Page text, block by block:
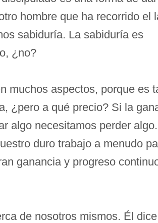
hombre que ha recorrido el
sabiduría. La sabiduría es
¿no?
muchos aspectos, porque es
¿pero a qué precio? Si la
algo necesitamos perder
duro trabajo a menudo
ganancia y progreso
de nosotros mismos. Él